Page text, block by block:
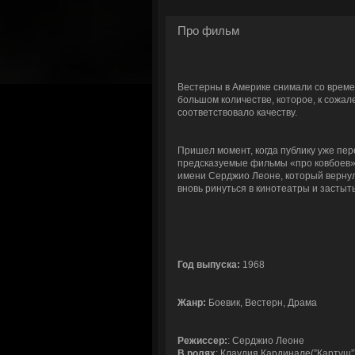
Про фильм
Вестерны в Америке снимали со
большом количестве, которое, к
соответствовало качеству.
Пришел момент, когда публику уже
предсказуемые фильмы «про
имени Серджио Леоне, который
вновь ринуться в кинотеатры и
Год выпуска: 1968
Жанр: Боевик, Вестерн, Драма
Режиссер:: Серджио Леоне